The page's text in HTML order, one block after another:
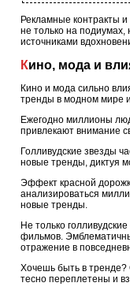
Рекламные контракты
не только на
источниками
Кино, мода и
Кино и мода сильно
тренды в модном мире
Ежегодно миллионы
привлекают внимание
Голливудские звезды
новые тренды, диктуя
Эффект красной
анализироваться
новые тренды.
Не только
фильмов.
отражение в
Хочешь быть в тренде?
тесно переплетены и